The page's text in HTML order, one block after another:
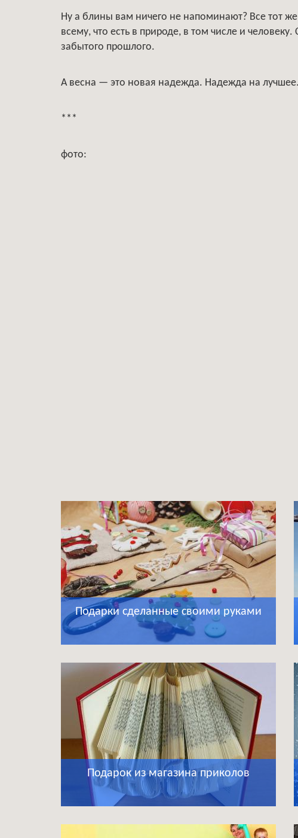
Ну а блины вам ничего не напоминают? Все тот
всему, что есть в природе, в том числе и
забытого прошлого.
А весна — это новая надежда. Надежда на лучшее.
***
фото:
Подарки сделанные своими руками
Подарок из магазина приколов